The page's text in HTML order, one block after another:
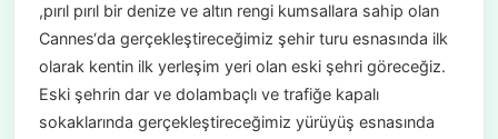
,pırıl pırıl bir denize ve altın rengi kumsallara sahip olan
Cannes‘da gerçekleştireceğimiz şehir turu esnasında ilk
olarak kentin ilk yerleşim yeri olan eski şehri göreceğiz.
Eski şehrin dar ve dolambaçlı ve trafiğe kapalı
sokaklarında gerçekleştireceğimiz yürüyüş esnasında